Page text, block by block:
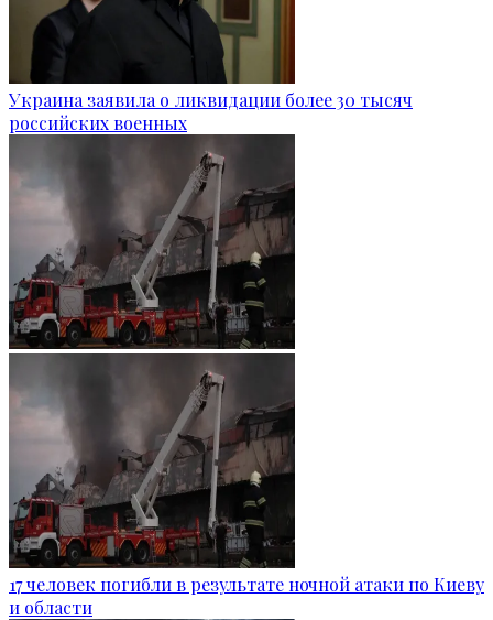
Украина заявила о ликвидации более 30 тысяч
российских военных
17 человек погибли в результате ночной атаки по Киеву
и области